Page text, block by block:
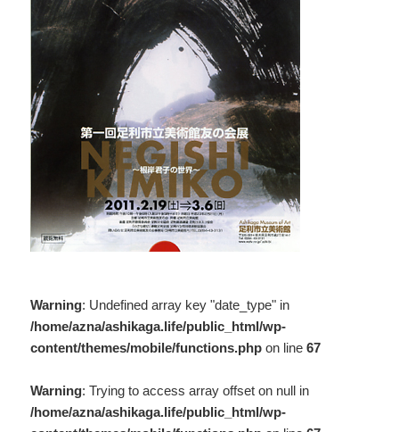
Warning: Undefined array key "date_type" in
/home/azna/ashikaga.life/public_html/wp-
content/themes/mobile/functions.php on line67
Warning: Trying to access array offset on null in
/home/azna/ashikaga.life/public_html/wp-